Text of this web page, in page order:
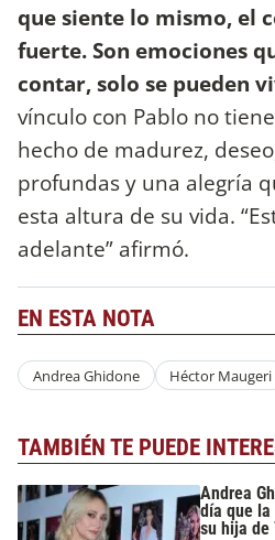
que siente lo mismo, el
fuerte. Son emociones
contar, solo se pueden
vínculo con Pablo no
hecho de madurez,
profundas y una alegría
esta altura de su vida.
adelante” afirmó.
EN ESTA NOTA
Andrea Ghidone Héctor Maugeri
TAMBIÉN TE PUEDE
Andrea
día que la
su hija de